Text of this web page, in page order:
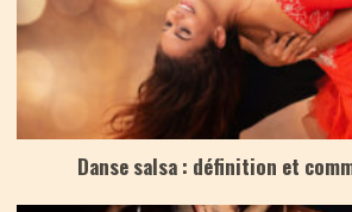
Danse salsa : définition et